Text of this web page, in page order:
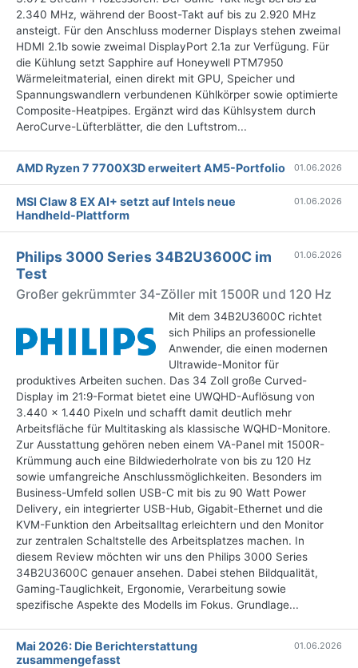
2.340 MHz, während der Boost-Takt auf bis zu 2.920 MHz
ansteigt. Für den Anschluss moderner Displays stehen zweimal
HDMI 2.1b sowie zweimal DisplayPort 2.1a zur Verfügung. Für
die Kühlung setzt Sapphire auf Honeywell PTM7950
Wärmeleitmaterial, einen direkt mit GPU, Speicher und
Spannungswandlern verbundenen Kühlkörper sowie optimierte
Composite-Heatpipes. Ergänzt wird das Kühlsystem durch
AeroCurve-Lüfterblätter, die den Luftstrom...
AMD Ryzen 7 7700X3D erweitert AM5-Portfolio 01.06.2026
MSI Claw 8 EX AI+ setzt auf Intels neue
Handheld-Plattform
01.06.2026
01.06.2026
Philips 3000 Series 34B2U3600C im
Test
Großer gekrümmter 34-Zöller mit 1500R und 120 Hz
Mit dem 34B2U3600C richtet
sich Philips an professionelle
Anwender, die einen modernen
Ultrawide-Monitor für
produktives Arbeiten suchen. Das 34 Zoll große Curved-
Display im 21:9-Format bietet eine UWQHD-Auflösung von
3.440 x 1.440 Pixeln und schafft damit deutlich mehr
Arbeitsfläche für Multitasking als klassische WQHD-Monitore.
Zur Ausstattung gehören neben einem VA-Panel mit 1500R-
Krümmung auch eine Bildwiederholrate von bis zu 120 Hz
sowie umfangreiche Anschlussmöglichkeiten. Besonders im
Business-Umfeld sollen USB-C mit bis zu 90 Watt Power
Delivery, ein integrierter USB-Hub, Gigabit-Ethernet und die
KVM-Funktion den Arbeitsalltag erleichtern und den Monitor
zur zentralen Schaltstelle des Arbeitsplatzes machen. In
diesem Review möchten wir uns den Philips 3000 Series
34B2U3600C genauer ansehen. Dabei stehen Bildqualität,
Gaming-Tauglichkeit, Ergonomie, Verarbeitung sowie
spezifische Aspekte des Modells im Fokus. Grundlage...
Mai 2026: Die Bericht­erstattung
zusammengefasst
01.06.2026